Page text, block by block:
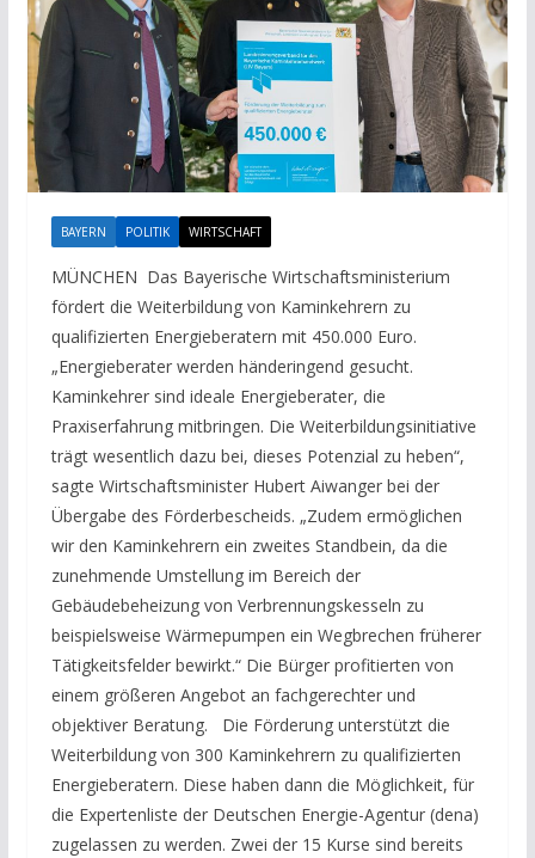
BAYERN POLITIK WIRTSCHAFT
MÜNCHEN Das Bayerische Wirtschaftsministerium
fördert die Weiterbildung von Kaminkehrern zu
qualifizierten Energieberatern mit 450.000 Euro.
„Energieberater werden händeringend gesucht.
Kaminkehrer sind ideale Energieberater, die
Praxiserfahrung mitbringen. Die Weiterbildungsinitiative
trägt wesentlich dazu bei, dieses Potenzial zu heben“,
sagte Wirtschaftsminister Hubert Aiwanger bei der
Übergabe des Förderbescheids. „Zudem ermöglichen
wir den Kaminkehrern ein zweites Standbein, da die
zunehmende Umstellung im Bereich der
Gebäudebeheizung von Verbrennungskesseln zu
beispielsweise Wärmepumpen ein Wegbrechen früherer
Tätigkeitsfelder bewirkt.“ Die Bürger profitierten von
einem größeren Angebot an fachgerechter und
objektiver Beratung. Die Förderung unterstützt die
Weiterbildung von 300 Kaminkehrern zu qualifizierten
Energieberatern. Diese haben dann die Möglichkeit, für
die Expertenliste der Deutschen Energie-Agentur (dena)
zugelassen zu werden. Zwei der 15 Kurse sind bereits